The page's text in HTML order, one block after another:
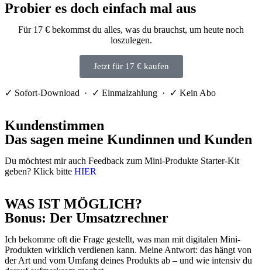
Probier es doch einfach mal aus
Für 17 € bekommst du alles, was du brauchst, um heute noch
loszulegen.
Jetzt für 17 € kaufen
✓ Sofort-Download · ✓ Einmalzahlung · ✓ Kein Abo
Kundenstimmen
Das sagen meine Kundinnen und Kunden
Du möchtest mir auch Feedback zum Mini-Produkte Starter-Kit
geben? Klick bitte HIER
WAS IST MÖGLICH?
Bonus: Der Umsatzrechner
Ich bekomme oft die Frage gestellt, was man mit digitalen Mini-
Produkten wirklich verdienen kann. Meine Antwort: das hängt von
der Art und vom Umfang deines Produkts ab – und wie intensiv du